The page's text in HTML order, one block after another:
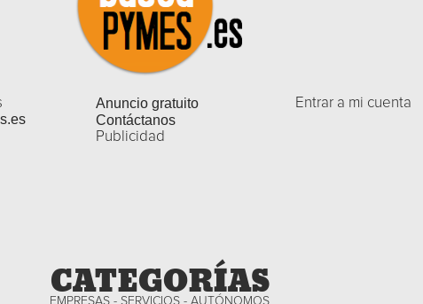
Anuncio gratuito
Contáctanos
Publicidad
Entrar a mi cuenta
CATEGORÍAS
EMPRESAS - SERVICIOS - AUTÓNOMOS